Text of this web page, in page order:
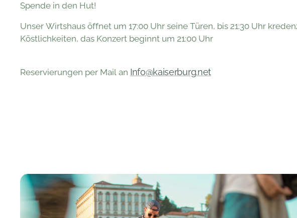
Spende in den Hut!
Unser Wirtshaus öffnet um 17:00 Uhr seine Türen, bis 21:30 Uhr
Köstlichkeiten, das Konzert beginnt um 21:00 Uhr
Reservierungen per Mail an Info@kaiserburg.net